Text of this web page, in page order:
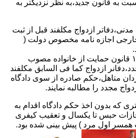
به قانون جدید،به نظر نزدیکتر به
ماده ۱۰۶۰ قانون مدنی،دفاتر ازدواج مکلفند قبل از ثبت
خارجی اجازه نامه مخصوص دولت (
با توجه به عدم نسخ ماده ۱۶ قانون حمایت از خانواده مصوب
ازدواج کما فی السابق مکلفند
متاهل،حکم صادره از سوی دادگاه
مجدد را مطالبه نمایند.
که بدون اخذ حکم دادگاه اقدام به
حبس تا یکسال و تعقیب کیفری
اول مرد ) پیش بینی شده بود.